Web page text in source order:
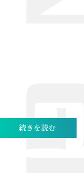
続きを読む